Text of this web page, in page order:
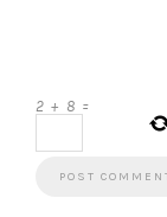
2 + 8 =